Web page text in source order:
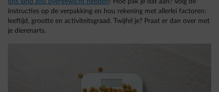
ons land zou overgewicht hebben! Hoe pak je dat aan? Volg de
instructies op de verpakking en hou rekening met allerlei factoren:
leeftijd, grootte en activiteitsgraad. Twijfel je? Praat er dan over met
je dierenarts.